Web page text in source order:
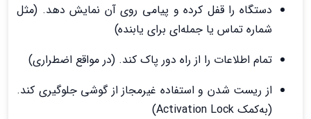
دستگاه را قفل کرده و پیامی روی آن نمایش دهد. (مثل
شماره تماس یا جمله‌ای برای یابنده)
تمام اطلاعات را از راه دور پاک کند. (در مواقع اضطراری)
از ریست شدن و استفاده غیرمجاز از گوشی جلوگیری کند.
(به‌کمک Activation Lock)